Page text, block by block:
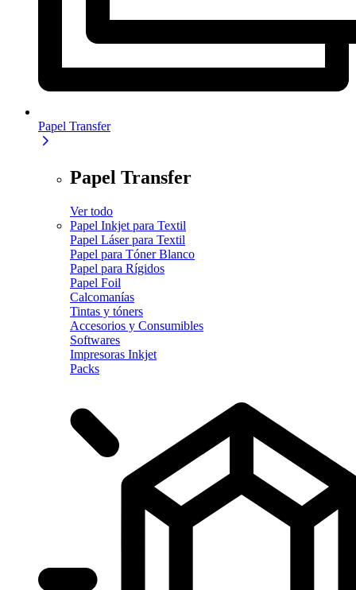
Papel Transfer
Papel Transfer
Ver todo
Papel Inkjet para Textil
Papel Láser para Textil
Papel para Tóner Blanco
Papel para Rígidos
Papel Foil
Calcomanías
Tintas y tóners
Accesorios y Consumibles
Softwares
Impresoras Inkjet
Packs